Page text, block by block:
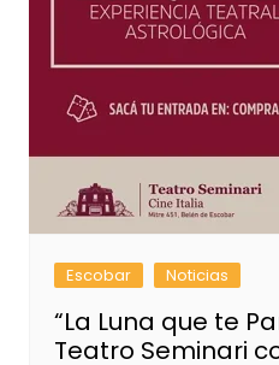
Escobar Noticias
“La Luna que te
Teatro Seminari